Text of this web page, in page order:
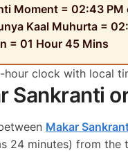
Moment = 02:43 PM
Kaal Muhurta =
= 01 Hour 45 Mins
hour clock with local
Sankranti
Makar
24 minutes) from the